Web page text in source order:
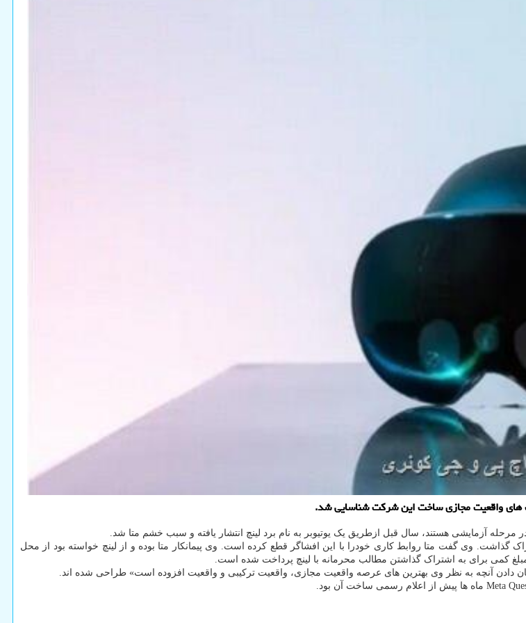
های واقعیت مجازی ساخت این شرکت شناسایی شد.
آزمایشی هستند، سال قبل ازطریق یک یوتیوبر به نام برد لینچ انتشار یافته و سبب خشم متا شد.
گذاشت. وی گفت متا روابط کاری خودرا با این افشاگر قطع کرده است. وی پیمانکار متا بوده و از لینچ خواسته بود از محل
کمی برای به اشتراک گذاشتن مطالب محرمانه با لینچ پرداخت شده است.